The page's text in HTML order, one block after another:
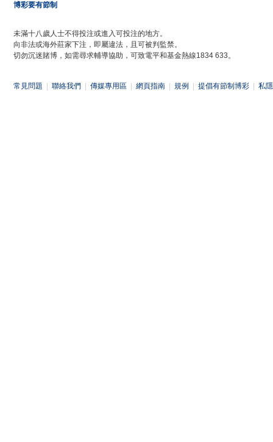
博彩要有節制
未滿十八歲人士不得投注或進入可投注的地方。
向非法或海外莊家下注，即屬違法，且可被判監禁。
切勿沉迷賭博，如需尋求輔導協助，可致電平和基金熱線1834 633。
常見問題 聯絡我們 傳媒專用區 網頁指南 規例 提倡有節制博彩 私